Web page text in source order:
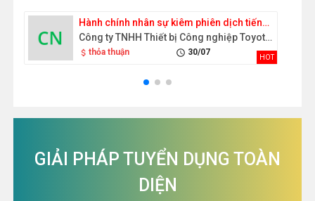
Hành chính nhân sự kiêm phiên dịch tiếng Nhật
Công ty TNHH Thiết bị Công nghiệp Toyota Việt Nam
attach_money thỏa thuận schedule 30/07
HOT
GIẢI PHÁP TUYỂN DỤNG TOÀN
DIỆN